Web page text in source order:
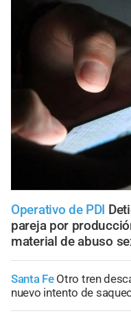
Operativo de PDI
pareja por
material de abuso
Santa Fe Otro tren
nuevo intento de